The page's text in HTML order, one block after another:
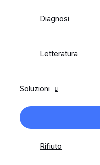
Diagnosi
Letteratura
Soluzioni
Rifiuto